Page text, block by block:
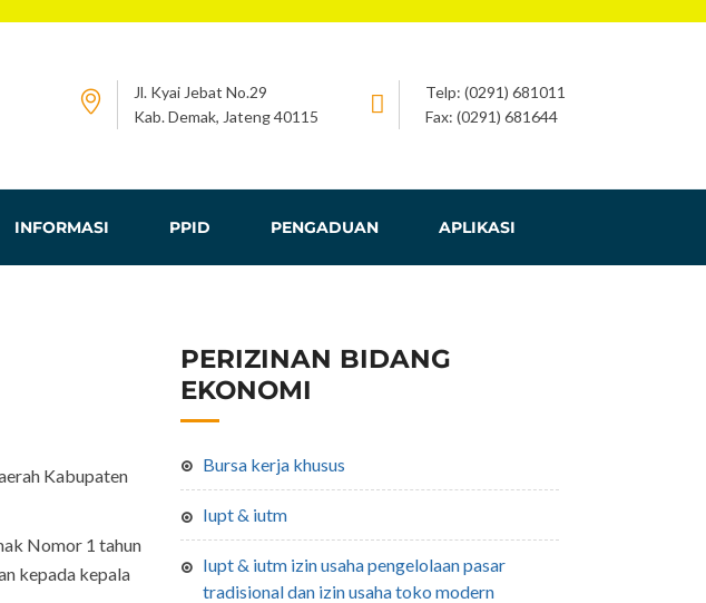
Jl. Kyai Jebat No.29
Kab. Demak, Jateng 40115
Telp: (0291) 681011
Fax: (0291) 681644
INFORMASI PPID PENGADUAN APLIKASI
Kabupaten
Nomor 1 tahun
kepada kepala
PERIZINAN BIDANG
EKONOMI
bursa kerja khusus
iupt & iutm
iupt & iutm izin usaha pengelolaan pasar
tradisional dan izin usaha toko modern